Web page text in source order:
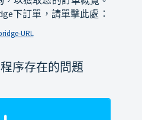
下訂單，請單擊此處：
URL
序存在的問題